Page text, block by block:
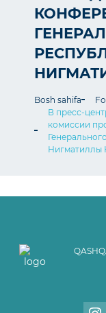
Bosh sahifa
В пресс-
комиссии
Нигматиллы